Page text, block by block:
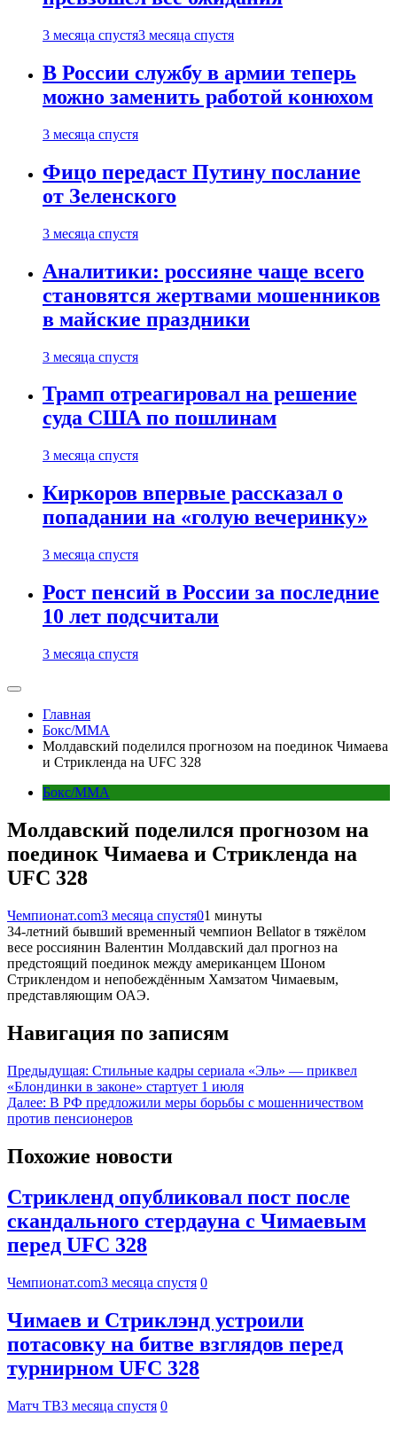
3 месяца спустя3 месяца спустя
В России службу в армии теперь
можно заменить работой конюхом
3 месяца спустя
Фицо передаст Путину послание
от Зеленского
3 месяца спустя
Аналитики: россияне чаще всего
становятся жертвами мошенников
в майские праздники
3 месяца спустя
Трамп отреагировал на решение
суда США по пошлинам
3 месяца спустя
Киркоров впервые рассказал о
попадании на «голую вечеринку»
3 месяца спустя
Рост пенсий в России за последние
10 лет подсчитали
3 месяца спустя
Главная
Бокс/MMA
Молдавский поделился прогнозом на поединок Чимаева
и Стрикленда на UFC 328
Бокс/MMA
Молдавский поделился прогнозом на
поединок Чимаева и Стрикленда на
UFC 328
Чемпионат.com3 месяца спустя01 минуты
34-летний бывший временный чемпион Bellator в тяжёлом
весе россиянин Валентин Молдавский дал прогноз на
предстоящий поединок между американцем Шоном
Стриклендом и непобеждённым Хамзатом Чимаевым,
представляющим ОАЭ.
Навигация по записям
Предыдущая: Стильные кадры сериала «Эль» — приквел
«Блондинки в законе» стартует 1 июля
Далее: В РФ предложили меры борьбы с мошенничеством
против пенсионеров
Похожие новости
Стрикленд опубликовал пост после
скандального стердауна с Чимаевым
перед UFC 328
Чемпионат.com3 месяца спустя 0
Чимаев и Стриклэнд устроили
потасовку на битве взглядов перед
турнирном UFC 328
Матч ТВ3 месяца спустя 0